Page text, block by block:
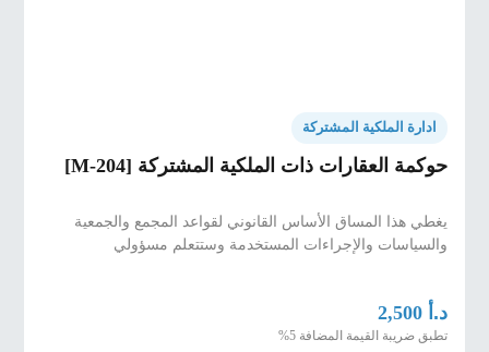
ادارة الملكية المشتركة
حوكمة العقارات ذات الملكية المشتركة [M-204]
يغطي هذا المساق الأساس القانوني لقواعد المجمع والجمعية
والسياسات والإجراءات المستخدمة وستتعلم مسؤولي
د.أ 2,500
تطبق ضريبة القيمة المضافة 5%